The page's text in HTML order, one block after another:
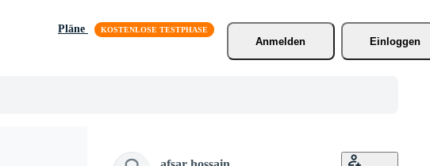
Pläne
Anmelden
Einloggen